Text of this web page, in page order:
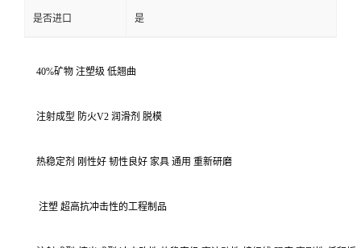
是否进口 是
40%矿物 注塑级 低翘曲
注射成型 防火V2 润滑剂 脱模
热稳定剂 刚性好 韧性良好 家具 通用 重新研磨
注塑 超高抗冲击性的工程制品